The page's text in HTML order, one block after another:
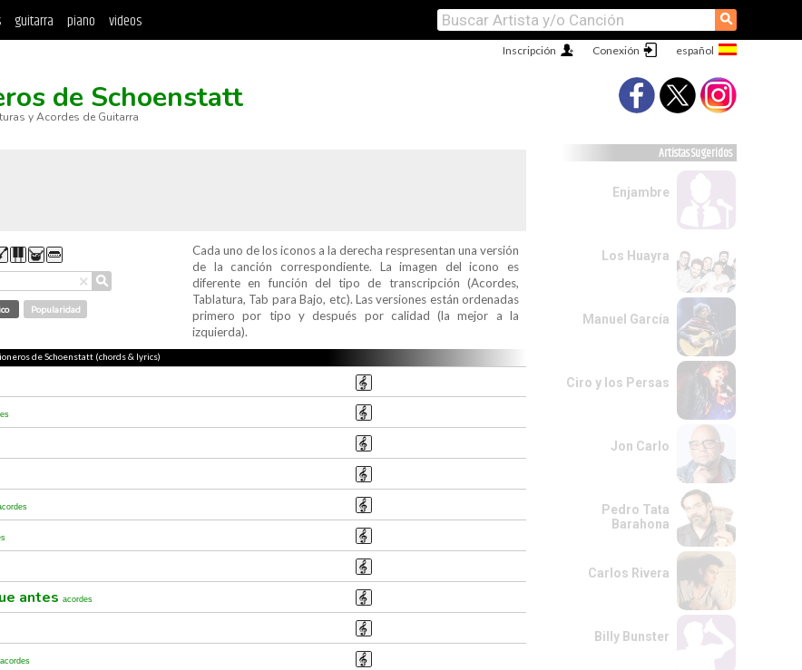
guitarra piano videos ⚲
Conexión
Inscripción
de Schoenstatt
y Acordes de Guitarra
× ⚲
Popularidad
Cada uno de los iconos a la derecha respresentan una versión
de la canción correspondiente. La imagen del icono es
diferente en función del tipo de transcripción (Acordes,
Tablatura, Tab para Bajo, etc). Las versiones están ordenadas
primero por tipo y después por calidad (la mejor a la
izquierda).
de Schoenstatt (chords & lyrics)
antes acordes
acordes
Artistas Sugeridos
Enjambre
Los Huayra
Manuel García
Ciro y los Persas
Jon Carlo
Pedro Tata
Barahona
Carlos Rivera
Billy Bunster